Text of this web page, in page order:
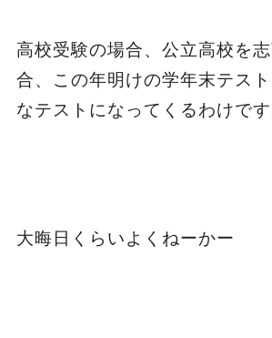
高校受験の場合、公立高校を
合、この年明けの学年末テス
なテストになってくるわけです
大晦日くらいよくねーかー